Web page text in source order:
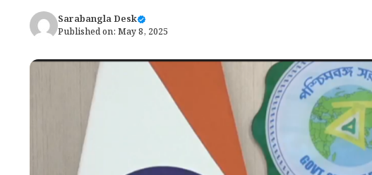
Sarabangla Desk
Published on: May 8, 2025